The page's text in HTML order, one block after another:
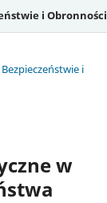
i Obronności
i
w